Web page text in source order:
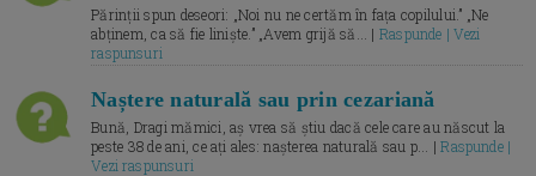
Părinții spun deseori: „Noi nu ne certăm în fața copilului.” „Ne
abținem, ca să fie liniște.” „Avem grijă să... | Raspunde | Vezi
raspunsuri
Naștere naturală sau prin cezariană
Bună, Dragi mămici, aș vrea să știu dacă cele care au născut la
peste 38 de ani, ce ați ales: nașterea naturală sau p... |Raspunde |
Vezi raspunsuri